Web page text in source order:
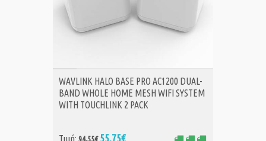
ΑΓΟΡΑ
WAVLINK HALO BASE PRO AC1200 DUAL-
BAND WHOLE HOME MESH WIFI SYSTEM
WITH TOUCHLINK 2 PACK
Τιμή: 55,75€